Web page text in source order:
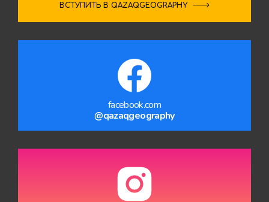
ВСТУПИТЬ В QAZAQGEOGRAPHY
facebook.com
@qazaqgeography